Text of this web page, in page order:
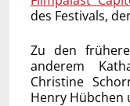
des Festivals,
Zu den
anderem
Christine
Henry Hübchen